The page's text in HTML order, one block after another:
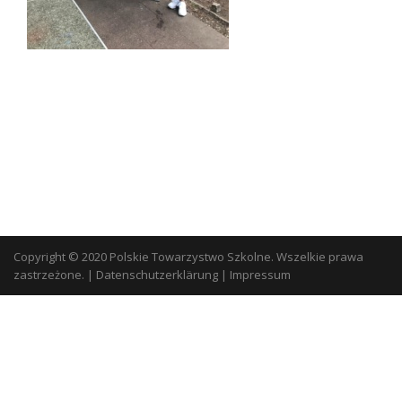
Copyright © 2020 Polskie Towarzystwo Szkolne. Wszelkie prawa
zastrzeżone. | Datenschutzerklärung | Impressum